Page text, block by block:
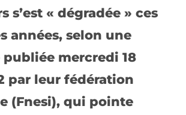
s’est « dégradée » ces
années, selon une
mercredi 18
par leur fédération
(Fnesi), qui pointe